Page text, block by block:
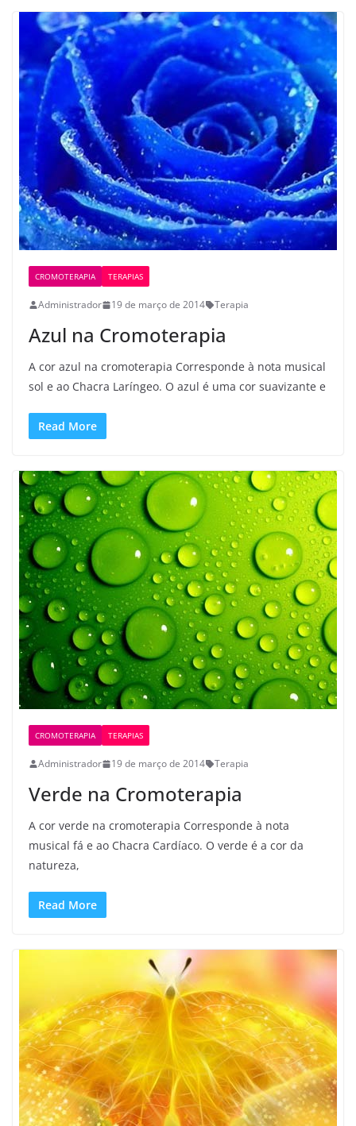
CROMOTERAPIA TERAPIAS
Administrador 19 de março de 2014 Terapia
Azul na Cromoterapia
A cor azul na cromoterapia Corresponde à nota musical
sol e ao Chacra Laríngeo. O azul é uma cor suavizante e
Read More
CROMOTERAPIA TERAPIAS
Administrador 19 de março de 2014 Terapia
Verde na Cromoterapia
A cor verde na cromoterapia Corresponde à nota
musical fá e ao Chacra Cardíaco. O verde é a cor da
natureza,
Read More